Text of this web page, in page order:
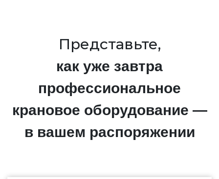
Представьте,
как уже завтра
профессиональное
крановое оборудование —
в вашем распоряжении